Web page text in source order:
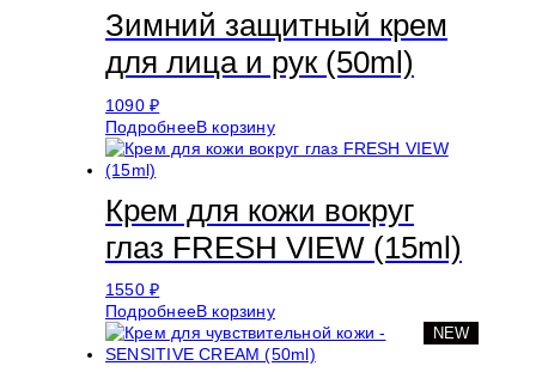
Зимний защитный крем
для лица и рук (50ml)
1090₽
ПодробнееВ корзину
Крем для кожи вокруг
глаз FRESH VIEW (15ml)
1550₽
ПодробнееВ корзину
NEW